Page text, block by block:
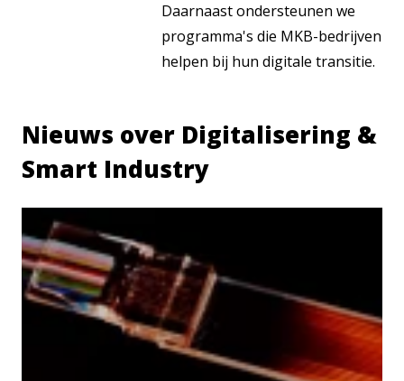
Daarnaast ondersteunen we
programma's die MKB-bedrijven
helpen bij hun digitale transitie.
Nieuws over Digitalisering &
Smart Industry